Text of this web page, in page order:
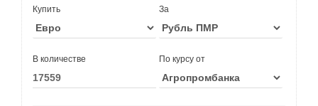
Купить За
В количестве По курсу от